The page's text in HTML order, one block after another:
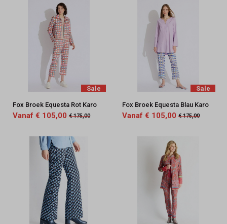
Sale
Fox Broek Equesta Rot Karo
Vanaf € 105,00 € 175,00
Sale
Fox Broek Equesta Blau Karo
Vanaf € 105,00 € 175,00